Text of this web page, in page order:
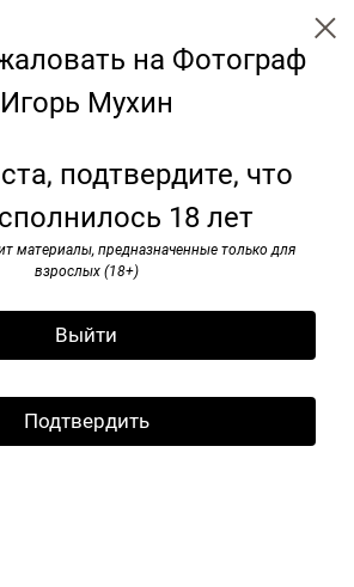
на Фотограф
Игорь Мухин
подтвердите, что
18 лет
материалы, предназначенные только для
взрослых (18+)
Выйти
Подтвердить
трансформация для
будущего